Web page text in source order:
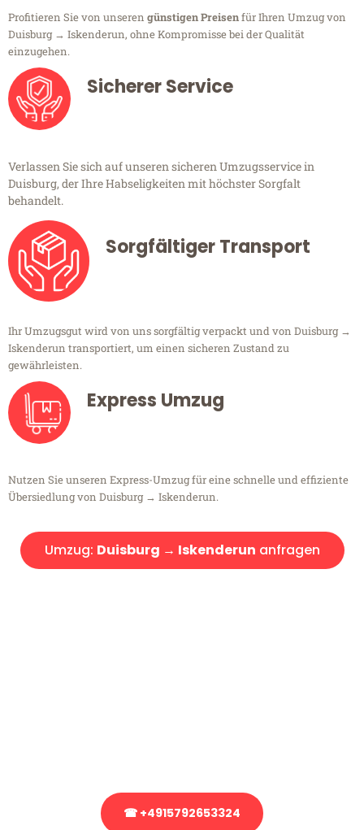
Profitieren Sie von unseren günstigen Preisenfür Ihren Umzug von
Duisburg → Iskenderun, ohne Kompromisse bei der Qualität
einzugehen.
Sicherer Service
Verlassen Sie sich auf unseren sicheren Umzugsservice in
Duisburg, der Ihre Habseligkeiten mit höchster Sorgfalt
behandelt.
Sorgfältiger Transport
Ihr Umzugsgut wird von uns sorgfältig verpackt und von Duisburg →
Iskenderun transportiert, um einen sicheren Zustand zu
gewährleisten.
Express Umzug
Nutzen Sie unseren Express-Umzug für eine schnelle und effiziente
Übersiedlung von Duisburg → Iskenderun.
Umzug: Duisburg → Iskenderun anfragen
☎ +4915792653324